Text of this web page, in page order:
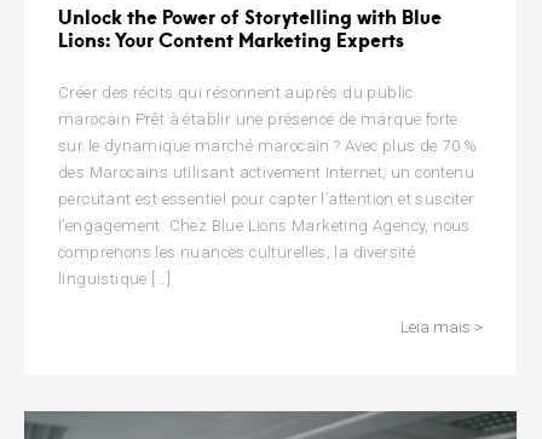
Unlock the Power of Storytelling with Blue
Lions: Your Content Marketing Experts
Créer des récits qui résonnent auprès du public
marocain Prêt à établir une présence de marque forte
sur le dynamique marché marocain ? Avec plus de 70 %
des Marocains utilisant activement Internet, un contenu
percutant est essentiel pour capter l’attention et susciter
l’engagement. Chez Blue Lions Marketing Agency, nous
comprenons les nuances culturelles, la diversité
linguistique […]
Leia mais >